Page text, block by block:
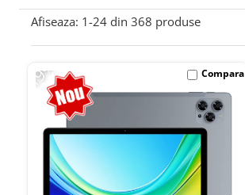
Afiseaza: 1-24 din 368 produse
-19% Compara